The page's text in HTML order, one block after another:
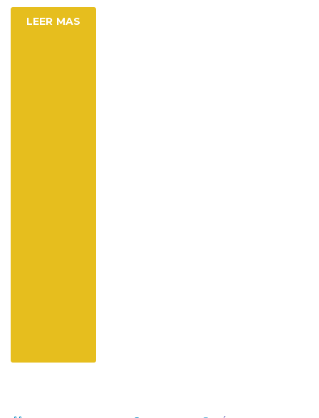
LEER MAS